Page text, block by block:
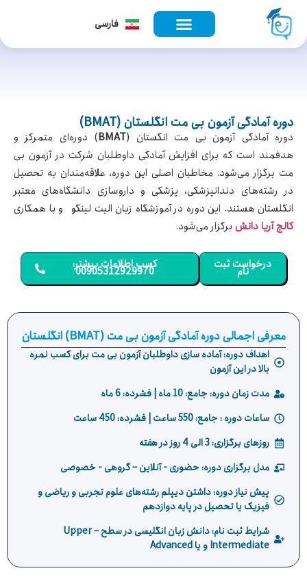
فارسی
Türkçe
دوره آمادگی آزمون بی مت انگلستان (BMAT)
دوره آمادگی آزمون بی مت انگستان (BMAT) دوره‌ای متمرکز و
هدفمند است که برای افزایش آمادگی داوطلبان شرکت در آزمون بی
مت برگزار می‌شود. مخاطبان اصلی این دوره، علاقه‌مندان به تحصیل
در رشته‌های دندانپزشکی، پزشکی و داروسازی دانشگاه‌های معتبر
انگلستان هستند. این دوره در آموزشگاه زبان الیت لینگو و با همکاری
کالج آریا دانش برگزار می‌شود.
درخواست ثبت
نام کسب اطلاعات بیشتر:
00905312929970
معرفی اجمالی دوره آمادگی آزمون بی مت (BMAT) انگلستان
اهداف دوره: آماده سازی داوطلبان آزمون بی مت برای کسب نمره
بالا در این آزمون
مدت زمان دوره: جامع: 10 ماه | فشرده: 6 ماه
ساعات دوره : جامع: 550 ساعت | فشرده: 450 ساعت
روزهای برگزاری: 3 الی 4 روز در هفته
مدل برگزاری دوره: حضوری - آنلاین – گروهی - خصوصی
پیش نیاز دوره: داشتن دیپلم رشته‌های علوم تجربی و ریاضی و
فیزیک یا تحصیل در پایه دوازدهم
شرایط ثبت نام: دانش زبان انگلیسی در سطح Upper –
Intermediate و یا Advanced